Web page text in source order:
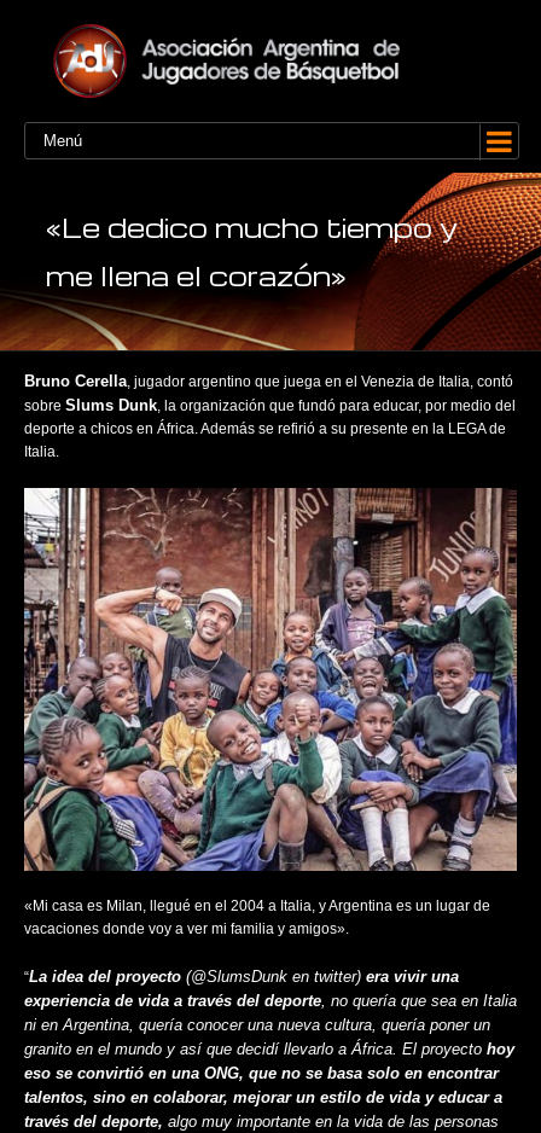
Menú
«Le dedico mucho tiempo y
me llena el corazón»
Bruno Cerella, jugador argentino que juega en el Venezia de Italia, contó
sobre Slums Dunk, la organización que fundó para educar, por medio del
deporte a chicos en África. Además se refirió a su presente en la LEGA de
Italia.
«Mi casa es Milan, llegué en el 2004 a Italia, y Argentina es un lugar de
vacaciones donde voy a ver mi familia y amigos».
“La idea del proyecto (@SlumsDunk en twitter) era vivir una
experiencia de vida a través del deporte, no quería que sea en Italia
ni en Argentina, quería conocer una nueva cultura, quería poner un
granito en el mundo y así que decidí llevarlo a África. El proyecto hoy
eso se convirtió en una ONG, que no se basa solo en encontrar
talentos, sino en colaborar, mejorar un estilo de vida y educar a
través del deporte, algo muy importante en la vida de las personas